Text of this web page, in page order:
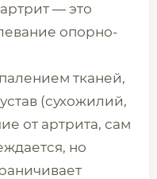
— это
опорно-
тканей,
(сухожилий,
от артрита, сам
но